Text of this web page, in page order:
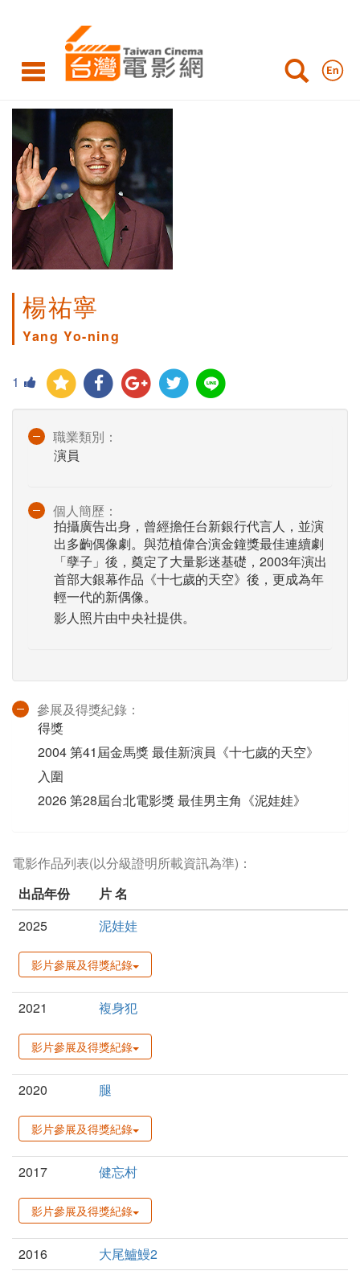
楊祐寧
Yang Yo-ning
1
職業類別：
演員
個人簡歷：
拍攝廣告出身，曾經擔任台新銀行代言人，並演
出多齣偶像劇。與范植偉合演金鐘獎最佳連續劇
「孽子」後，奠定了大量影迷基礎，2003年演出
首部大銀幕作品《十七歲的天空》後，更成為年
輕一代的新偶像。
影人照片由中央社提供。
參展及得獎紀錄：
得獎
2004 第41屆金馬獎 最佳新演員《十七歲的天空》
入圍
2026 第28屆台北電影獎 最佳男主角《泥娃娃》
電影作品列表(以分級證明所載資訊為準)：
出品年份
片 名
2025
泥娃娃
影片參展及得獎紀錄
2021 複身犯
影片參展及得獎紀錄
2020 腿
影片參展及得獎紀錄
2017 健忘村
影片參展及得獎紀錄
2016
大尾鱸鰻2